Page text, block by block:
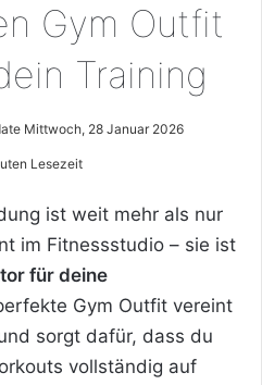
Gym Outfit
Training
Mittwoch, 28 Januar 2026
Lesezeit
ist weit mehr als nur
im Fitnessstudio – sie ist
für deine
Gym Outfit vereint
sorgt dafür, dass du
vollständig auf